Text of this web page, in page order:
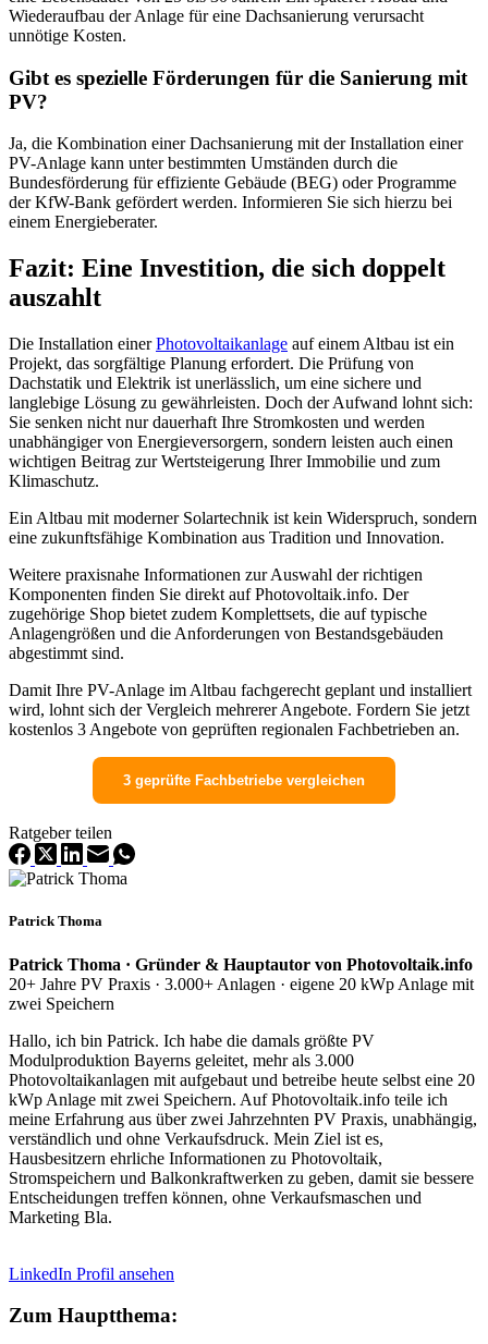
Wiederaufbau der Anlage für eine Dachsanierung verursacht
unnötige Kosten.
Gibt es spezielle Förderungen für die Sanierung mit
PV?
Ja, die Kombination einer Dachsanierung mit der Installation einer
PV-Anlage kann unter bestimmten Umständen durch die
Bundesförderung für effiziente Gebäude (BEG) oder Programme
der KfW-Bank gefördert werden. Informieren Sie sich hierzu bei
einem Energieberater.
Fazit: Eine Investition, die sich doppelt
auszahlt
Die Installation einerPhotovoltaikanlage auf einem Altbau ist ein
Projekt, das sorgfältige Planung erfordert. Die Prüfung von
Dachstatik und Elektrik ist unerlässlich, um eine sichere und
langlebige Lösung zu gewährleisten. Doch der Aufwand lohnt sich:
Sie senken nicht nur dauerhaft Ihre Stromkosten und werden
unabhängiger von Energieversorgern, sondern leisten auch einen
wichtigen Beitrag zur Wertsteigerung Ihrer Immobilie und zum
Klimaschutz.
Ein Altbau mit moderner Solartechnik ist kein Widerspruch, sondern
eine zukunftsfähige Kombination aus Tradition und Innovation.
Weitere praxisnahe Informationen zur Auswahl der richtigen
Komponenten finden Sie direkt auf Photovoltaik.info. Der
zugehörige Shop bietet zudem Komplettsets, die auf typische
Anlagengrößen und die Anforderungen von Bestandsgebäuden
abgestimmt sind.
Damit Ihre PV-Anlage im Altbau fachgerecht geplant und installiert
wird, lohnt sich der Vergleich mehrerer Angebote. Fordern Sie jetzt
kostenlos 3 Angebote von geprüften regionalen Fachbetrieben an.
3 geprüfte Fachbetriebe vergleichen
Ratgeber teilen
Patrick Thoma
Patrick Thoma · Gründer & Hauptautor von Photovoltaik.info
20+ Jahre PV Praxis · 3.000+ Anlagen · eigene 20 kWp Anlage mit
zwei Speichern
Hallo, ich bin Patrick. Ich habe die damals größte PV
Modulproduktion Bayerns geleitet, mehr als 3.000
Photovoltaikanlagen mit aufgebaut und betreibe heute selbst eine 20
kWp Anlage mit zwei Speichern. Auf Photovoltaik.info teile ich
meine Erfahrung aus über zwei Jahrzehnten PV Praxis, unabhängig,
verständlich und ohne Verkaufsdruck. Mein Ziel ist es,
Hausbesitzern ehrliche Informationen zu Photovoltaik,
Stromspeichern und Balkonkraftwerken zu geben, damit sie bessere
Entscheidungen treffen können, ohne Verkaufsmaschen und
Marketing Bla.
LinkedIn Profil ansehen
Zum Hauptthema: